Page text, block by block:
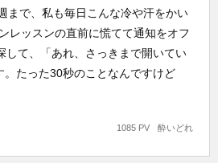
まで、私も毎日こんな冷や汗をかい
レッスンの直前に慌てて通知をオフ
して、「あれ、さっきまで開いてい
。たった30秒のことなんですけど
酔いどれ
1085 PV